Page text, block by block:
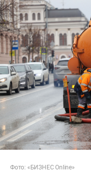
Фото: «БИЗНЕС Online»